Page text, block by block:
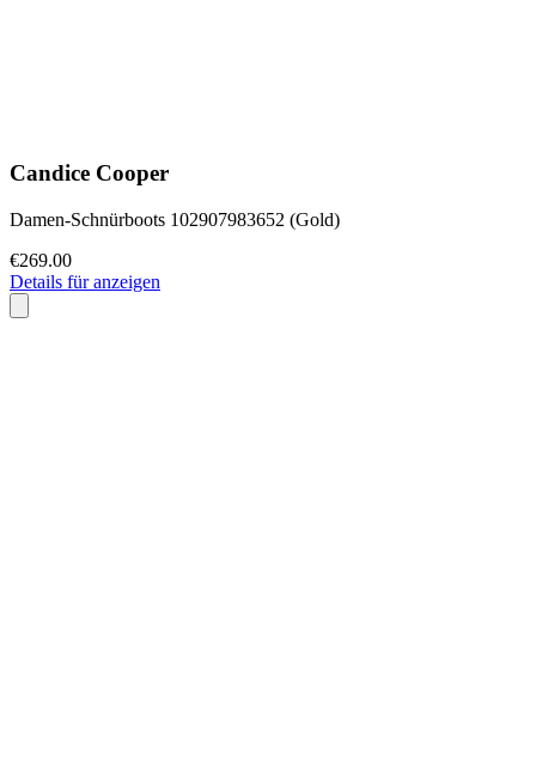
Candice Cooper
Damen-Schnürboots 102907983652 (Gold)
€269.00
Details für anzeigen